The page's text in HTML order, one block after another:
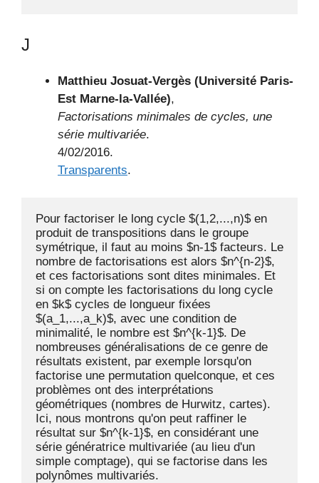
J
Matthieu Josuat-Vergès (Université Paris-
Est Marne-la-Vallée),
Factorisations minimales de cycles, une
série multivariée.
4/02/2016.
Transparents.
Pour factoriser le long cycle $(1,2,...,n)$ en
produit de transpositions dans le groupe
symétrique, il faut au moins $n-1$ facteurs. Le
nombre de factorisations est alors $n^{n-2}$,
et ces factorisations sont dites minimales. Et
si on compte les factorisations du long cycle
en $k$ cycles de longueur fixées
$(a_1,...,a_k)$, avec une condition de
minimalité, le nombre est $n^{k-1}$. De
nombreuses généralisations de ce genre de
résultats existent, par exemple lorsqu'on
factorise une permutation quelconque, et ces
problèmes ont des interprétations
géométriques (nombres de Hurwitz, cartes).
Ici, nous montrons qu'on peut raffiner le
résultat sur $n^{k-1}$, en considérant une
série génératrice multivariée (au lieu d'un
simple comptage), qui se factorise dans les
polynômes multivariés.